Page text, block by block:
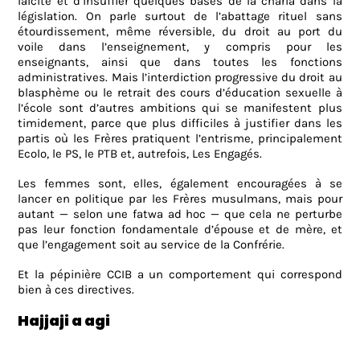
législation. On parle surtout de l’abattage rituel sans
étourdissement, même réversible, du droit au port du
voile dans l’enseignement, y compris pour les
enseignants, ainsi que dans toutes les fonctions
administratives. Mais l’interdiction progressive du droit au
blasphème ou le retrait des cours d’éducation sexuelle à
l’école sont d’autres ambitions qui se manifestent plus
timidement, parce que plus difficiles à justifier dans les
partis où les Frères pratiquent l’entrisme, principalement
Ecolo, le PS, le PTB et, autrefois, Les Engagés.
Les femmes sont, elles, également encouragées à se
lancer en politique par les Frères musulmans, mais pour
autant — selon une fatwa ad hoc — que cela ne perturbe
pas leur fonction fondamentale d’épouse et de mère, et
que l’engagement soit au service de la Confrérie.
Et la pépinière CCIB a un comportement qui correspond
bien à ces directives.
Hajjaji a agi